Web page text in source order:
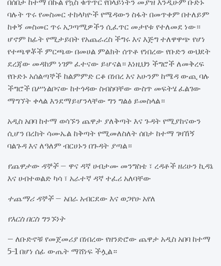
በሰበታ ከተማ በኩል የኳስ ቁጥጥር የበላይነትን መያዝ እንዲሁም ቡድኑ
ባሉት ጥሩ የመስመር ተከላካዮች የሜዳውን ስፋት በመጥቀም በተለይም
ከቀኝ መስመር ጥሩ አጋጣሚዎችን ሲፈጥር መታየቱ የተለመደ ነው።
ሆኖም ከፊት የሚታይበት የአጨራረስ ችግሩ እና እጅግ ተለዋዋጭ የሆነ
የተጫዋቾች ምርጫው በመሀል ምልክት ሰጥቶ የነበረው የቡድን ውህደት
ደረጃው መዳከም ነገም ፈተናው ይሆናል። እነዚህን ችግሮች ለመቅረፍ
የቡድኑ አሰልጣኞች ከልምምድ ርቆ በነበረ እና አሁንም ከሜዳ ውጪ ባሉ
ችግሮች በሥነልቦናው ከተጎዳው ስብስባቸው ውስጥ መፍትሄ ፈልገው
ማግኘት ቀላል እንደማይሆንላቸው ግን ግልፅ ይመስላል።
አዲስ አበባ ከተማ ወሳኙን ጨዋታ ያለቅጣት እና ጉዳት የሚያከናውን
ሲሆን በረከት ሳሙኤል ከቅጣት የሚመለስለት ሰበታ ከተማ ገዛኸኝ
ባልጉዳ እና ለዓለም ብርሀኑን በጉዳት ያጣል።
የጨዋታው ዳኞች – ዋና ዳኛ ሀብታሙ መንግስቴ ፣ ረዳቶች ዘሪሁን ኪዳኔ
እና ሀብተወልድ ካሳ ፣ አራተኛ ዳኛ ተፈሪ አለባቸው
ተጨማሪ ዳኞች – አበራ አብርደው እና ወጋየሁ አየለ
የእርስ በርስ ግንኙነት
– ለቡድኖቹ የመጀመሪያ በነበረው የዘንድሮው ጨዋታ አዲስ አበባ ከተማ
5-1 በሆነ ሰፊ ውጤት ማሸነፍ ችሏል።